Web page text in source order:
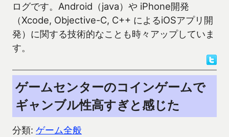
ログです。Android（java）や iPhone開発
（Xcode, Objective-C, C++ によるiOSアプリ開
発）に関する技術的なことも時々アップしていま
す。
ゲームセンターのコインゲームで
ギャンブル性高すぎと感じた
分類: ゲーム全般